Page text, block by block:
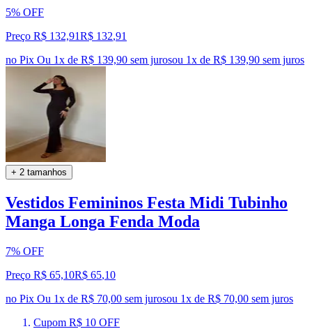
5% OFF
Preço R$ 132,91R$ 132,91
no Pix Ou 1x de R$ 139,90 sem jurosou 1x de R$ 139,90 sem juros
+ 2 tamanhos
Vestidos Femininos Festa Midi Tubinho
Manga Longa Fenda Moda
7% OFF
Preço R$ 65,10R$ 65,10
no Pix Ou 1x de R$ 70,00 sem jurosou 1x de R$ 70,00 sem juros
Cupom R$ 10 OFF